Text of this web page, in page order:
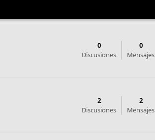
0
Discusiones
0
Mensajes
2
Discusiones
2
Mensajes